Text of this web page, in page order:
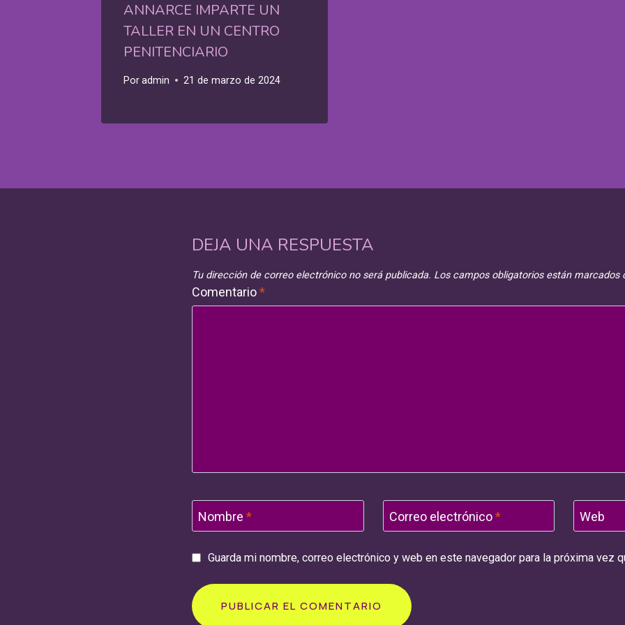
ANNARCE IMPARTE UN
TALLER EN UN CENTRO
PENITENCIARIO
Poradmin 21 de marzo de 2024
DEJA UNA RESPUESTA
Tu dirección de correo electrónico no será publicada. Los campos obligatorios están marcados
Comentario*
Nombre * Correo electrónico* Web
Guarda mi nombre, correo electrónico y web en este navegador para la próxima vez